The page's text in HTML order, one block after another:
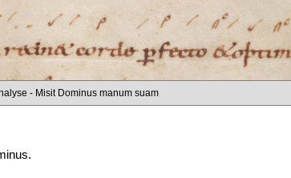
- Misit Dominus manum suam